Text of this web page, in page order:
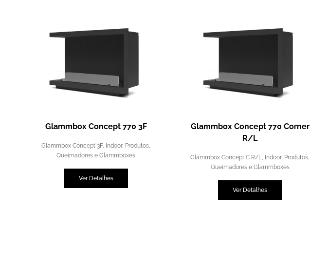
Glammbox Concept 770 3F
Glammbox Concept 3F, Indoor, Produtos,
Queimadores e Glammboxes
Ver Detalhes
Glammbox Concept 770 Corner
R/L
Glammbox Concept C R/L, Indoor, Produtos,
Queimadores e Glammboxes
Ver Detalhes